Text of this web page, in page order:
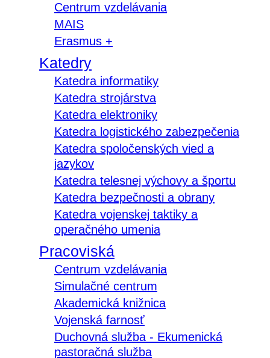
Centrum vzdelávania
MAIS
Erasmus +
Katedry
Katedra informatiky
Katedra strojárstva
Katedra elektroniky
Katedra logistického zabezpečenia
Katedra spoločenských vied a
jazykov
Katedra telesnej výchovy a športu
Katedra bezpečnosti a obrany
Katedra vojenskej taktiky a
operačného umenia
Pracoviská
Centrum vzdelávania
Simulačné centrum
Akademická knižnica
Vojenská farnosť
Duchovná služba - Ekumenická
pastoračná služba